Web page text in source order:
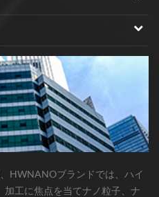
HWNANOブランドでは、ハイ
工に焦点を当てナノ粒子、ナ